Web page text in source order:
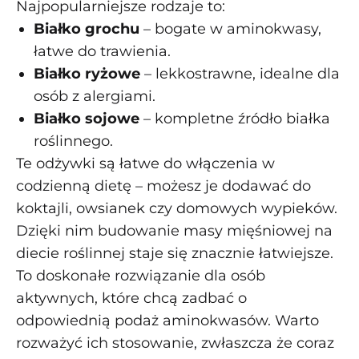
Najpopularniejsze rodzaje to:
Białko grochu – bogate w aminokwasy,
łatwe do trawienia.
Białko ryżowe– lekkostrawne, idealne dla
osób z alergiami.
Białko sojowe– kompletne źródło białka
roślinnego.
Te odżywki są łatwe do włączenia w
codzienną dietę – możesz je dodawać do
koktajli, owsianek czy domowych wypieków.
Dzięki nim budowanie masy mięśniowej na
diecie roślinnej staje się znacznie łatwiejsze.
To doskonałe rozwiązanie dla osób
aktywnych, które chcą zadbać o
odpowiednią podaż aminokwasów. Warto
rozważyć ich stosowanie, zwłaszcza że coraz